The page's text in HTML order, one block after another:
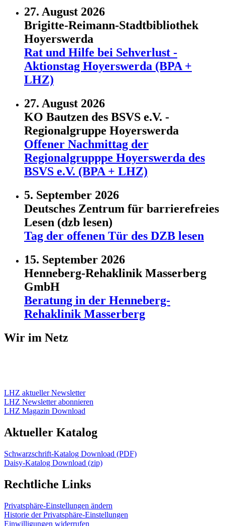
27. August 2026
Brigitte-Reimann-Stadtbibliothek
Hoyerswerda
Rat und Hilfe bei Sehverlust -
Aktionstag Hoyerswerda (BPA +
LHZ)
27. August 2026
KO Bautzen des BSVS e.V. -
Regionalgruppe Hoyerswerda
Offener Nachmittag der
Regionalgrupppe Hoyerswerda des
BSVS e.V. (BPA + LHZ)
5. September 2026
Deutsches Zentrum für barrierefreies
Lesen (dzb lesen)
Tag der offenen Tür des DZB lesen
15. September 2026
Henneberg-Rehaklinik Masserberg
GmbH
Beratung in der Henneberg-
Rehaklinik Masserberg
Wir im Netz
LHZ aktueller Newsletter
LHZ Newsletter abonnieren
LHZ Magazin Download
Aktueller Katalog
Schwarzschrift-Katalog Download (PDF)
Daisy-Katalog Download (zip)
Rechtliche Links
Privatsphäre-Einstellungen ändern
Historie der Privatsphäre-Einstellungen
Einwilligungen widerrufen